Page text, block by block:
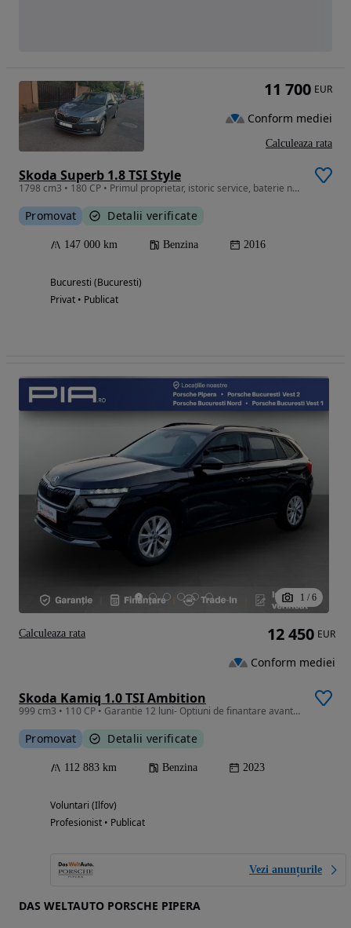
Skoda Superb 1.8 TSI Style
1798 cm3 • 180 CP • Primul proprietar, istoric service, baterie noua, ITP valabil 14.06.28
Promovat Detalii verificate
147 000 km Benzina 2016
Bucuresti (Bucuresti)
Privat • Publicat
11 700 EUR
Conform mediei
Calculeaza rata
1 / 6
Skoda Kamiq 1.0 TSI Ambition
999 cm3 • 110 CP • Garantie 12 luni- Optiuni de finantare avantajoase
Promovat Detalii verificate
112 883 km Benzina 2023
Voluntari (Ilfov)
Profesionist • Publicat
Vezi anunțurile
DAS WELTAUTO PORSCHE PIPERA
12 450 EUR
Conform mediei
Calculeaza rata